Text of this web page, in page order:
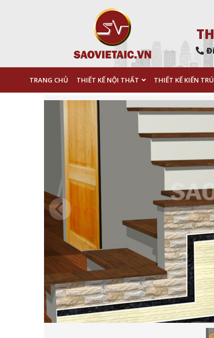
TRANG CHỦ THIẾT KẾ NỘI THẤT THIẾT KẾ KIẾN